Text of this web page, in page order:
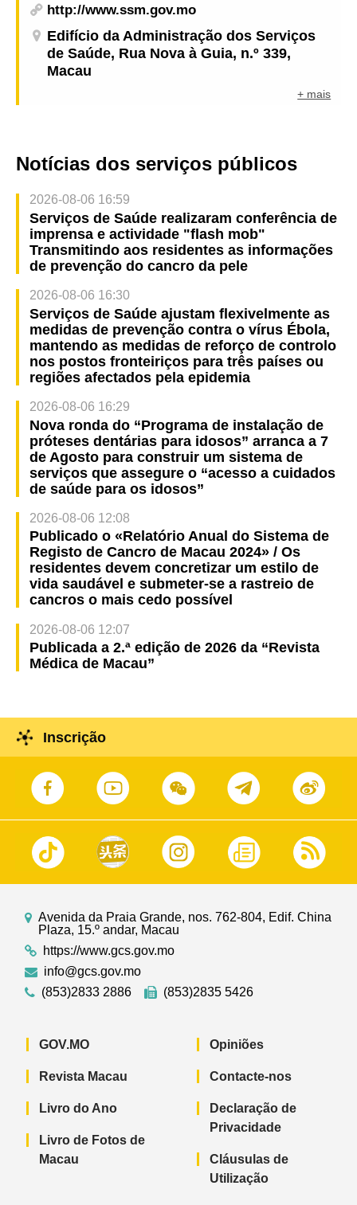
http://www.ssm.gov.mo
Edifício da Administração dos Serviços
de Saúde, Rua Nova à Guia, n.º 339,
Macau
+ mais
Notícias dos serviços públicos
2026-08-06 16:59
Serviços de Saúde realizaram conferência de
imprensa e actividade "flash mob"
Transmitindo aos residentes as informações
de prevenção do cancro da pele
2026-08-06 16:30
Serviços de Saúde ajustam flexivelmente as
medidas de prevenção contra o vírus Ébola,
mantendo as medidas de reforço de controlo
nos postos fronteiriços para três países ou
regiões afectados pela epidemia
2026-08-06 16:29
Nova ronda do “Programa de instalação de
próteses dentárias para idosos” arranca a 7
de Agosto para construir um sistema de
serviços que assegure o “acesso a cuidados
de saúde para os idosos”
2026-08-06 12:08
Publicado o «Relatório Anual do Sistema de
Registo de Cancro de Macau 2024» / Os
residentes devem concretizar um estilo de
vida saudável e submeter-se a rastreio de
cancros o mais cedo possível
2026-08-06 12:07
Publicada a 2.ª edição de 2026 da “Revista
Médica de Macau”
Inscrição
Avenida da Praia Grande, nos. 762-804, Edif. China
Plaza, 15.º andar, Macau
https://www.gcs.gov.mo
info@gcs.gov.mo
(853)2833 2886
(853)2835 5426
GOV.MO
Revista Macau
Livro do Ano
Livro de Fotos de
Macau
Opiniões
Contacte-nos
Declaração de
Privacidade
Cláusulas de
Utilização